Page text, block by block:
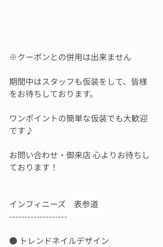
※クーポンとの併用は出来ません
期間中はスタッフも仮装をして、皆様
をお待ちしております。
ワンポイントの簡単な仮装でも大歓迎
です♪
お問い合わせ・御来店 心よりお待ちし
ております！
インフィニーズ　表参道
-------------------
● トレンドネイルデザイン